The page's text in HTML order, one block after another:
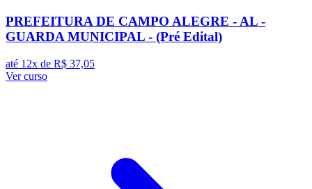
PREFEITURA DE CAMPO ALEGRE - AL -
GUARDA MUNICIPAL - (Pré Edital)
até 12x de R$ 37,05
Ver curso